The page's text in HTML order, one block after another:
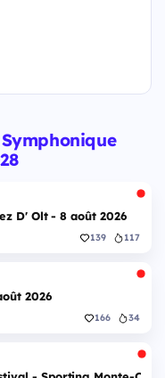
D' Olt - 8 août 2026
139 117
2026
166 34